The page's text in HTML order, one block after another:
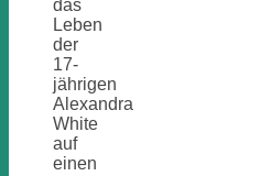
das
Leben
der
17-
jährigen
Alexandra
White
auf
einen